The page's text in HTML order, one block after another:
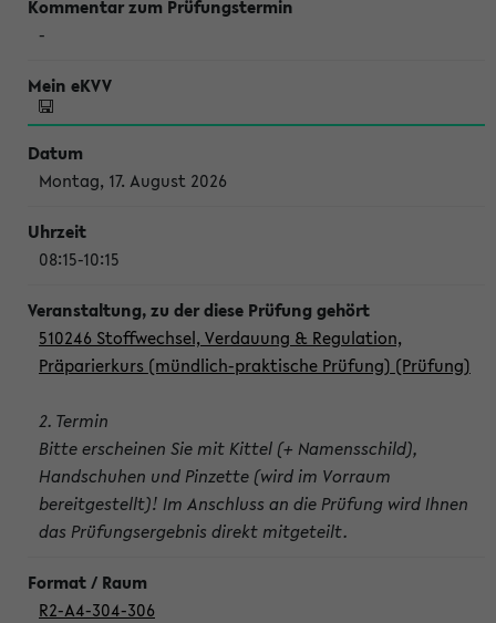
-
Montag, 17. August 2026
08:15-10:15
510246 Stoffwechsel, Verdauung & Regulation,
Präparierkurs (mündlich-praktische Prüfung) (Prüfung)
2. Termin
Bitte erscheinen Sie mit Kittel (+ Namensschild),
Handschuhen und Pinzette (wird im Vorraum
bereitgestellt)! Im Anschluss an die Prüfung wird Ihnen
das Prüfungsergebnis direkt mitgeteilt.
R2-A4-304-306